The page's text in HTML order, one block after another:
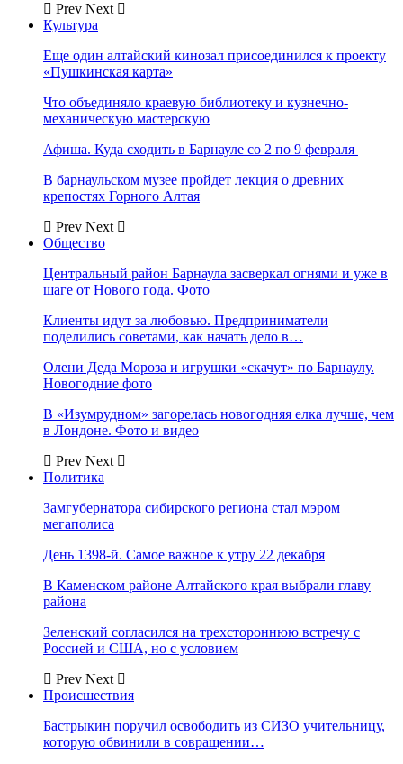
Prev Next
Культура
Еще один алтайский кинозал присоединился к проекту
«Пушкинская карта»
Что объединяло краевую библиотеку и кузнечно-
механическую мастерскую
Афиша. Куда сходить в Барнауле со 2 по 9 февраля
В барнаульском музее пройдет лекция о древних
крепостях Горного Алтая
Prev Next
Общество
Центральный район Барнаула засверкал огнями и уже в
шаге от Нового года. Фото
Клиенты идут за любовью. Предприниматели
поделились советами, как начать дело в…
Олени Деда Мороза и игрушки «скачут» по Барнаулу.
Новогодние фото
В «Изумрудном» загорелась новогодняя елка лучше, чем
в Лондоне. Фото и видео
Prev Next
Политика
Замгубернатора сибирского региона стал мэром
мегаполиса
День 1398-й. Самое важное к утру 22 декабря
В Каменском районе Алтайского края выбрали главу
района
Зеленский согласился на трехстороннюю встречу с
Россией и США, но с условием
Prev Next
Происшествия
Бастрыкин поручил освободить из СИЗО учительницу,
которую обвинили в совращении…